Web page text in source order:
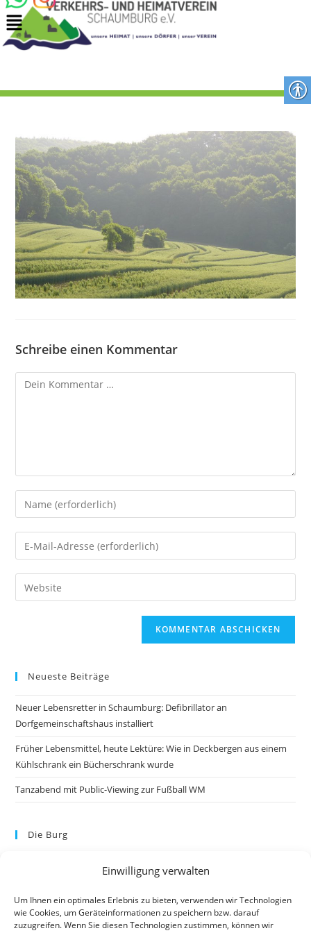
Einwilligung verwalten
Um Ihnen ein optimales Erlebnis zu bieten, verwenden wir Technologien
wie Cookies, um Geräteinformationen zu speichern bzw. darauf
zuzugreifen. Wenn Sie diesen Technologien zustimmen, können wir
Schreibe einen Kommentar
Neueste Beiträge
Neuer Lebensretter in Schaumburg: Defibrillator an
Dorfgemeinschaftshaus installiert
Früher Lebensmittel, heute Lektüre: Wie in Deckbergen aus einem
Kühlschrank ein Bücherschrank wurde
Tanzabend mit Public-Viewing zur Fußball WM
Die Burg